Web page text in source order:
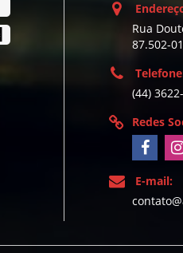
Rua
87.502-
(44)
Redes
E-mail: